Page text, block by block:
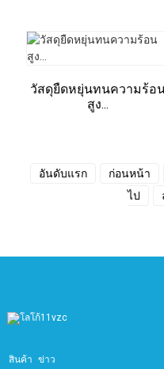
วัสดุยืดหยุ่นทนความร้อ
สูง...
อันดับแรก ก่อนหน้า
ไป
สินค้า ข่าว